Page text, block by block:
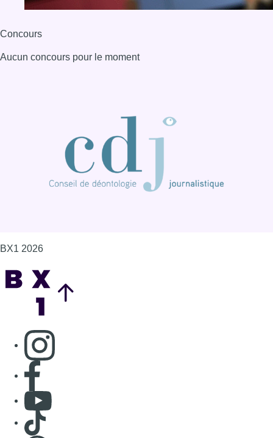
Concours
Aucun concours pour le moment
BX1 2026
Consulter page Instagram
Consulter page Facebook
Consulter Youtube
Consulter TikTok